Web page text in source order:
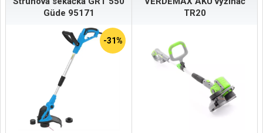
VeGA 52 cm^3·Výkon2,2 kW / 3
HP·Široký záběr struny430
hmotnost pouhých9 kg·Ideální pro
vysokou trávu, náletové porosty,
sady, louky i neudržované
pozemkyTechnické
parametry·Motor:2-taktní
VeGA·Objem motoru:52
cm^3·Výkon:2,2 kW / 3 HP·Záběr
struny:430 mm·Startování:ruční
Güde 95171
-31%
TR20